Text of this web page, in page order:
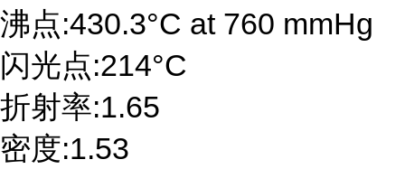
沸点:430.3°C at 760 mmHg
闪光点:214°C
折射率:1.65
密度:1.53